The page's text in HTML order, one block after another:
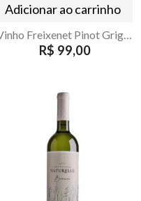
Adicionar ao carrinho
R$ 99,00